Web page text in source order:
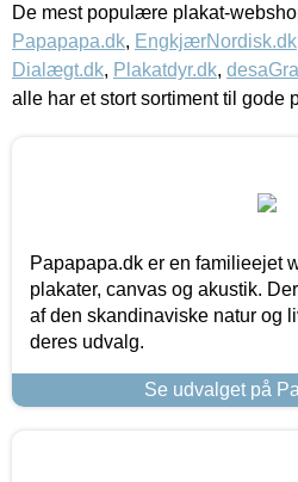
De mest populære plakat-
Papapapa.dk, EngkjærNordisk.dk
Dialægt.dk, Plakatdyr.dk,
alle har et stort sortiment til gode
Papapapa.dk er en familieejet
plakater, canvas og akustik.
af den skandinaviske natur og
deres udvalg.
Se udvalget på